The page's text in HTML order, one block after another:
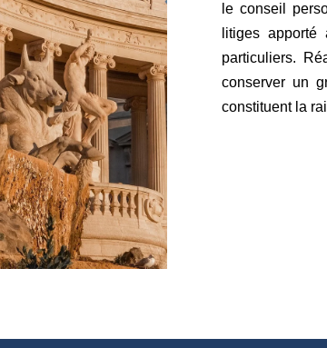
le conseil
litiges
particuliers.
conserver un
constituent la